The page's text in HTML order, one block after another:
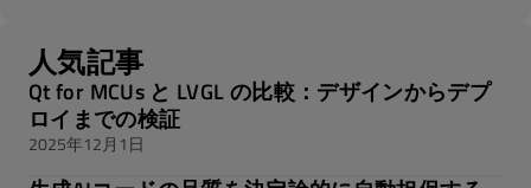
人気記事
Qt for MCUs と LVGL の比較：デザインからデプ
ロイまでの検証
2025年12月1日